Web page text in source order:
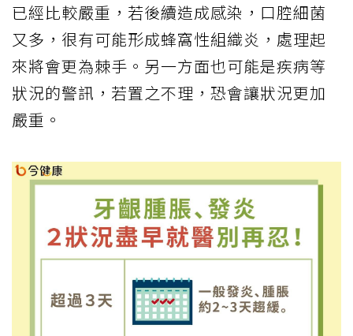
已經比較嚴重，若後續造成感染，口腔細菌
又多，很有可能形成蜂窩性組織炎，處理起
來將會更為棘手。另一方面也可能是疾病等
狀況的警訊，若置之不理，恐會讓狀況更加
嚴重。